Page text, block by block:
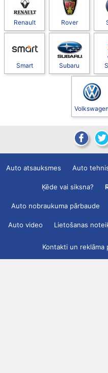
Renault Rover
Smart Subaru
Volkswagen
Auto atsauksmes Auto
Ķēde vai siksna?
Auto nobraukuma pārbaude
Auto video Lietošanas
Kontakti un reklāma